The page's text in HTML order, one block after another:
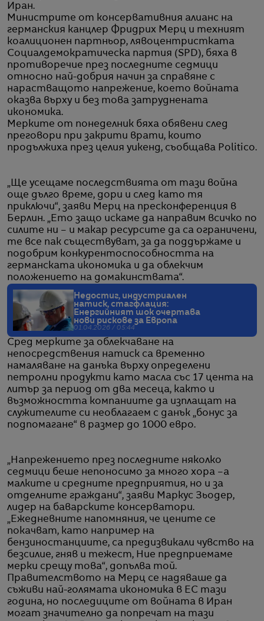
Иран.
Министрите от консервативния алианс на
германския канцлер Фридрих Мерц и техният
коалиционен партньор, лявоцентристката
Социалдемократическа партия (SPD), бяха в
противоречие през последните седмици
относно най-добрия начин за справяне с
нарастващото напрежение, което войната
оказва върху и без това затруднената
икономика.
Мерките от понеделник бяха обявени след
преговори при закрити врати, които
продължиха през целия уикенд, съобщава Politico.
„Ще усещаме последствията от тази война
още дълго време, дори и след като тя
приключи“, заяви Мерц на пресконференция в
Берлин. „Ето защо искаме да направим всичко по
силите ни – и макар ресурсите да са ограничени,
те все пак съществуват, за да поддържаме и
подобрим конкурентоспособността на
германската икономика и да облекчим
положението на домакинствата“.
Недостиг, индустриален
натиск, стагфлация:
Енергийният шок очертава
нови рискове за Европа
01.04.2026 / 05:44
Сред мерките за облекчаване на
непосредствения натиск са временно
намаляване на данъка върху определени
петролни продукти като масла със 17 цента на
литър за период от два месеца, както и
възможността компаниите да изплащат на
служителите си необлагаем с данък „бонус за
подпомагане“ в размер до 1000 евро.
„Напрежението през последните няколко
седмици беше непоносимо за много хора –а
малките и средните предприятия, но и за
отделните граждани“, заяви Маркус Зьодер,
лидер на баварските консерватори.
„Ежедневните напомняния, че цените се
покачват, като например на
бензиностанциите, са предизвикали чувство на
безсилие, гняв и тежест, Ние предприемаме
мерки срещу това“, допълва той.
Правителството на Мерц се надяваше да
съживи най-голямата икономика в ЕС тази
година, но последиците от войната в Иран
могат значително да попречат на тази